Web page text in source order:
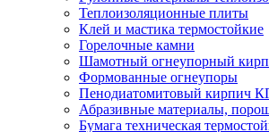
Тепло­изоляционные плиты
Клей и мастика термостойкие
Горелочные камни
Шамотный огнеупорный
Формованные огнеупоры
Пенодиатомитовый кирпич
Абразивные материалы,
Бумага техническая